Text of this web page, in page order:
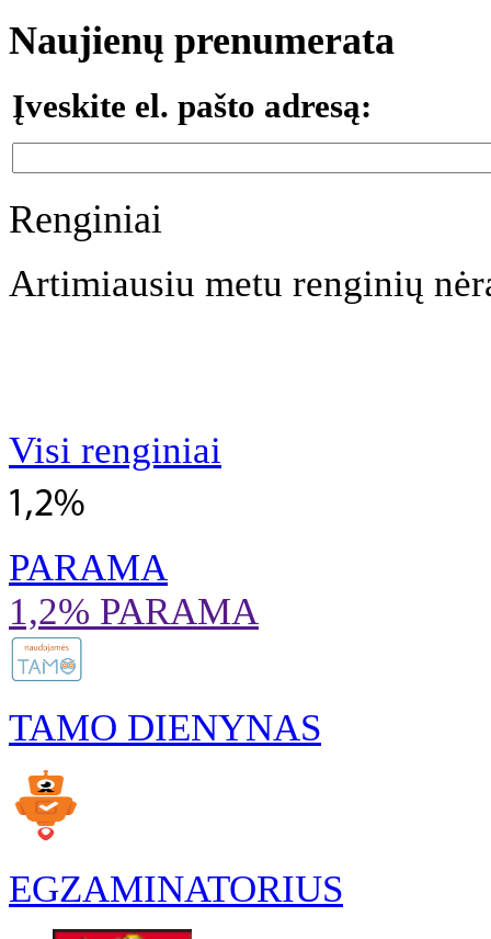
Naujienų prenumerata
Įveskite el. pašto adresą:
Renginiai
Artimiausiu metu renginių
Visi renginiai
PARAMA
1,2% PARAMA
TAMO DIENYNAS
EGZAMINATORIUS